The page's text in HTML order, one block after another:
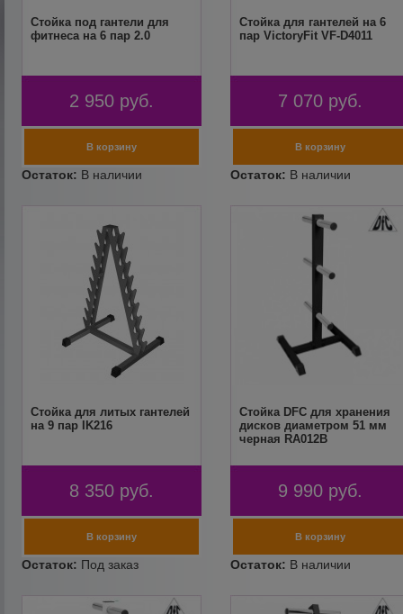
Стойка под гантели для
фитнеса на 6 пар 2.0
2 950 руб.
Стойка для гантелей на 6
пар VictoryFit VF-D4011
7 070 руб.
Cтойка для литых гантелей
на 9 пар IK216
8 350 руб.
Стойка DFC для хранения
дисков диаметром 51 мм
черная RA012B
9 990 руб.